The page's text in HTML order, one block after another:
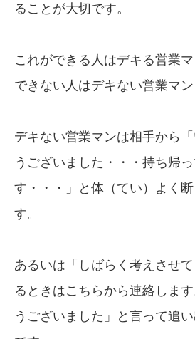
ることが大切です。
これができる人はデキる営業
できない人はデキない営業マン
デキない営業マンは相手から
うございました・・・持ち帰
す・・・」と体（てい）よく
す。
あるいは「しばらく考えさせ
るときはこちらから連絡しま
うございました」と言って追